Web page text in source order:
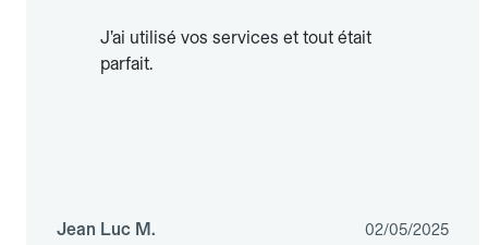
J’ai utilisé vos services et tout était
parfait.
Jean Luc M. 02/05/2025